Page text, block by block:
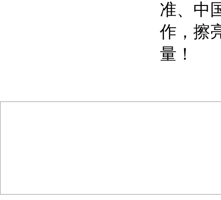
准、中
作，擦
量！